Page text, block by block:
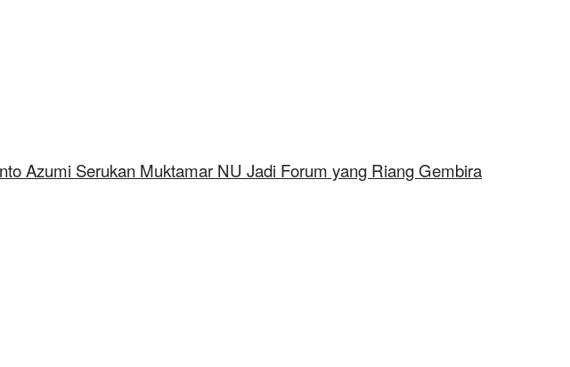
Azumi Serukan Muktamar NU Jadi Forum yang Riang Gembira